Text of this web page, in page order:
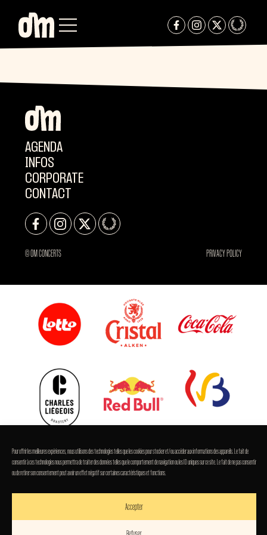
Pour offrir les meilleures expériences, nous utilisons des technologies telles que les cookies pour stocker et/ou accéder aux informations des appareils. Le fait de
consentir à ces technologies nous permettra de traiter des données telles que le comportement de navigation ou les ID uniques sur ce site. Le fait de ne pas consentir
ou de retirer son consentement peut avoir un effet négatif sur certaines caractéristiques et fonctions.
Accepter
AGENDA
INFOS
CORPORATE
CONTACT
© OM CONCERTS PRIVACY POLICY